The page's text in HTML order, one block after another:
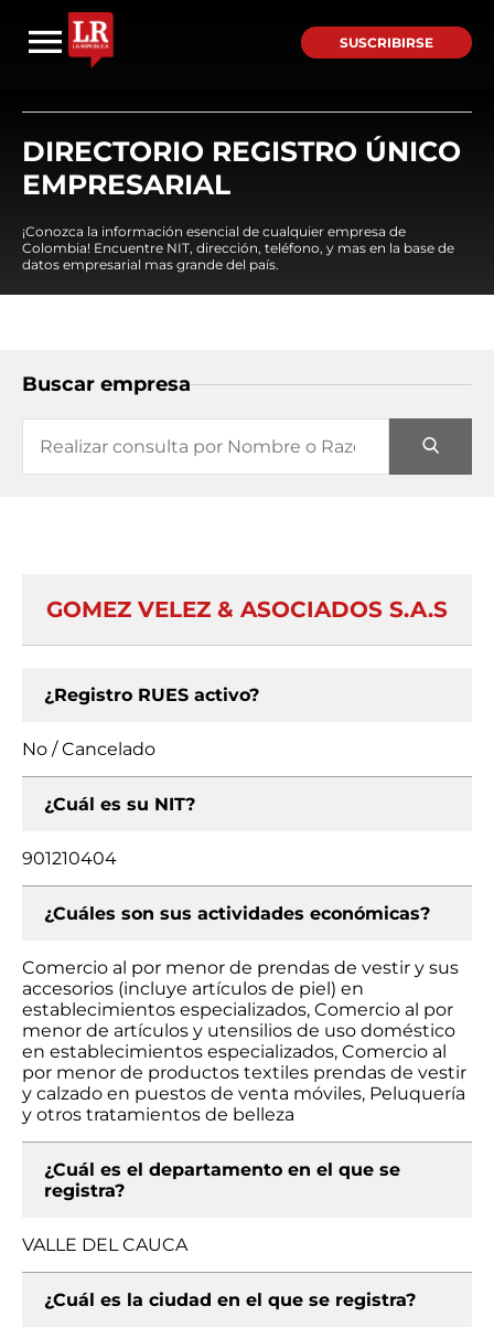
SUSCRIBIRSE
DIRECTORIO REGISTRO ÚNICO
EMPRESARIAL
¡Conozca la información esencial de cualquier empresa de
Colombia! Encuentre NIT, dirección, teléfono, y mas en la base de
datos empresarial mas grande del país.
Buscar empresa
GOMEZ VELEZ & ASOCIADOS S.A.S
¿Registro RUES activo?
No / Cancelado
¿Cuál es su NIT?
901210404
¿Cuáles son sus actividades económicas?
Comercio al por menor de prendas de vestir y sus
accesorios (incluye artículos de piel) en
establecimientos especializados, Comercio al por
menor de artículos y utensilios de uso doméstico
en establecimientos especializados, Comercio al
por menor de productos textiles prendas de vestir
y calzado en puestos de venta móviles, Peluquería
y otros tratamientos de belleza
¿Cuál es el departamento en el que se
registra?
VALLE DEL CAUCA
¿Cuál es la ciudad en el que se registra?